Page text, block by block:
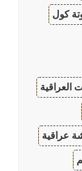
كول
العراقية
عراقية